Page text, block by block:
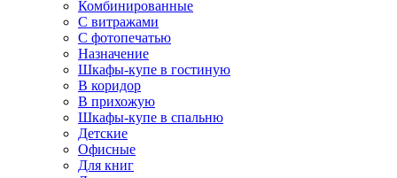
Комбинированные
С витражами
С фотопечатью
Назначение
Шкафы-купе в гостиную
В коридор
В прихожую
Шкафы-купе в спальню
Детские
Офисные
Для книг